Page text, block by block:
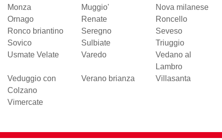
Monza
Muggio'
Nova milanese
Ornago
Renate
Roncello
Ronco briantino
Seregno
Seveso
Sovico
Sulbiate
Triuggio
Usmate Velate
Varedo
Vedano al
Lambro
Veduggio con
Colzano
Verano brianza Villasanta
Vimercate